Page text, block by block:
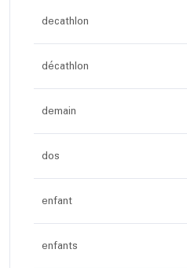
decathlon
décathlon
demain
dos
enfant
enfants